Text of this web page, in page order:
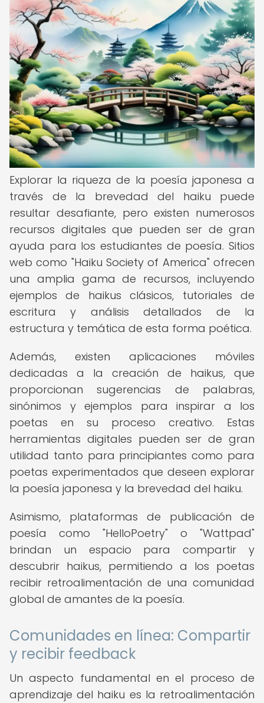
Explorar la riqueza de la poesía japonesa a
través de la brevedad del haiku puede
resultar desafiante, pero existen numerosos
recursos digitales que pueden ser de gran
ayuda para los estudiantes de poesía. Sitios
web como "Haiku Society of America" ofrecen
una amplia gama de recursos, incluyendo
ejemplos de haikus clásicos, tutoriales de
escritura y análisis detallados de la
estructura y temática de esta forma poética.
Además, existen aplicaciones móviles
dedicadas a la creación de haikus, que
proporcionan sugerencias de palabras,
sinónimos y ejemplos para inspirar a los
poetas en su proceso creativo. Estas
herramientas digitales pueden ser de gran
utilidad tanto para principiantes como para
poetas experimentados que deseen explorar
la poesía japonesa y la brevedad del haiku.
Asimismo, plataformas de publicación de
poesía como "HelloPoetry" o "Wattpad"
brindan un espacio para compartir y
descubrir haikus, permitiendo a los poetas
recibir retroalimentación de una comunidad
global de amantes de la poesía.
Comunidades en línea: Compartir
y recibir feedback
Un aspecto fundamental en el proceso de
aprendizaje del haiku es la retroalimentación